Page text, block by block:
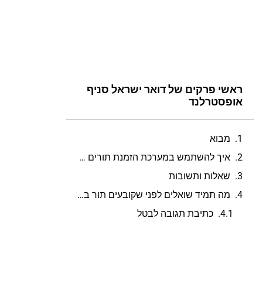
ראשי פרקים של דואר ישראל סניף
אופסטרלנד
מבוא
איך להשתמש במערכת הזמנת תורים של דואר ישראל כדי לקבוע תור לדואר אופסטרלנד?
שאלות ותשובות
מה תמיד שואלים לפני שקובעים תור בדואר ישראל סניף אופסטרלנד?
כתיבת תגובה לבטל